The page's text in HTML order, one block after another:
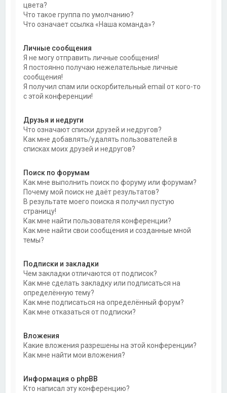
цвета?
Что такое группа по умолчанию?
Что означает ссылка «Наша команда»?
Личные сообщения
Я не могу отправить личные сообщения!
Я постоянно получаю нежелательные личные
сообщения!
Я получил спам или оскорбительный email от кого-то
с этой конференции!
Друзья и недруги
Что означают списки друзей и недругов?
Как мне добавлять/удалять пользователей в
списках моих друзей и недругов?
Поиск по форумам
Как мне выполнить поиск по форуму или форумам?
Почему мой поиск не даёт результатов?
В результате моего поиска я получил пустую
страницу!
Как мне найти пользователя конференции?
Как мне найти свои сообщения и созданные мной
темы?
Подписки и закладки
Чем закладки отличаются от подписок?
Как мне сделать закладку или подписаться на
определённую тему?
Как мне подписаться на определённый форум?
Как мне отказаться от подписки?
Вложения
Какие вложения разрешены на этой конференции?
Как мне найти мои вложения?
Информация о phpBB
Кто написал эту конференцию?